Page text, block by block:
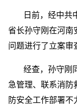
日前，经中共
省长孙守刚在河南
问题进行了立案审
经查，孙守刚
急管理、联系消防
防安全工作部署